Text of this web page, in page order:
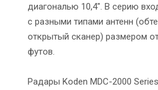
диагональю 10,4". В серию
с разными типами антенн
открытый сканер) размером
футов.
Радары Koden MDC-2000